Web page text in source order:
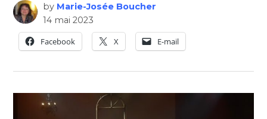
by Marie-Josée Boucher
14 mai 2023
Facebook
X E-mail